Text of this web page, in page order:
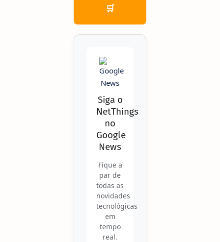
🛒
Siga o
NetThings
no
Google
News
Fique a
par de
todas as
novidades
tecnológicas
em
tempo
real.